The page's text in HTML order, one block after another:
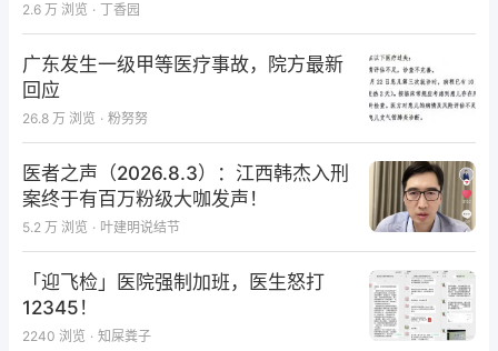
2.6 万 浏览 · 丁香园
广东发生一级甲等医疗事故，院方最新
回应
26.8 万 浏览 · 粉努努
医者之声（2026.8.3）：江西韩杰入刑
案终于有百万粉级大咖发声！
5.2 万 浏览 · 叶建明说结节
「迎飞检」医院强制加班，医生怒打
12345！
2240 浏览 · 知屎粪子